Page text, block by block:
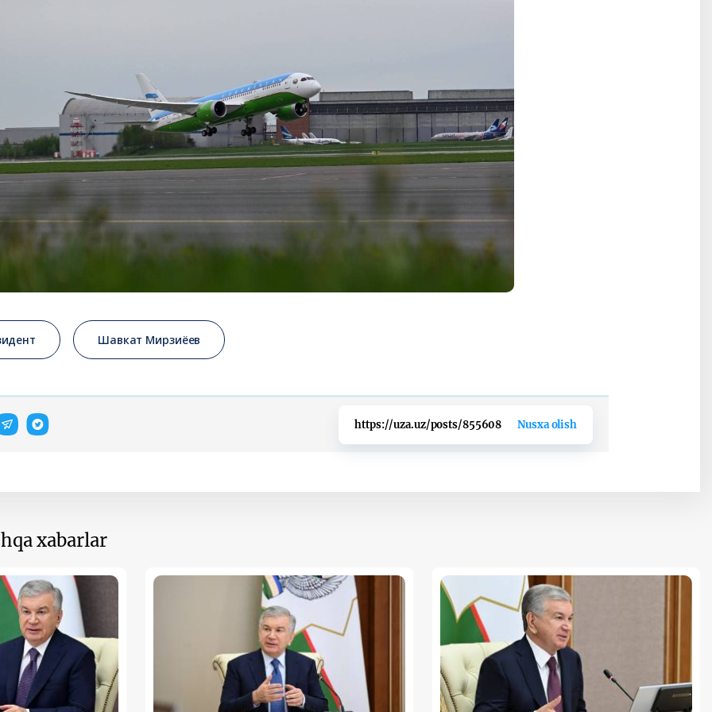
Шавкат Мирзиёев
https://uza.uz/posts/855608 Nusxa olish
xabarlar